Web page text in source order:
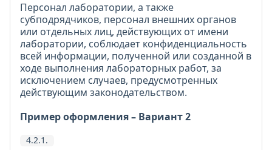
Персонал лаборатории, а также
субподрядчиков, персонал внешних органов
или отдельных лиц, действующих от имени
лаборатории, соблюдает конфиденциальность
всей информации, полученной или созданной в
ходе выполнения лабораторных работ, за
исключением случаев, предусмотренных
действующим законодательством.
Пример оформления – Вариант 2
4.2.1.